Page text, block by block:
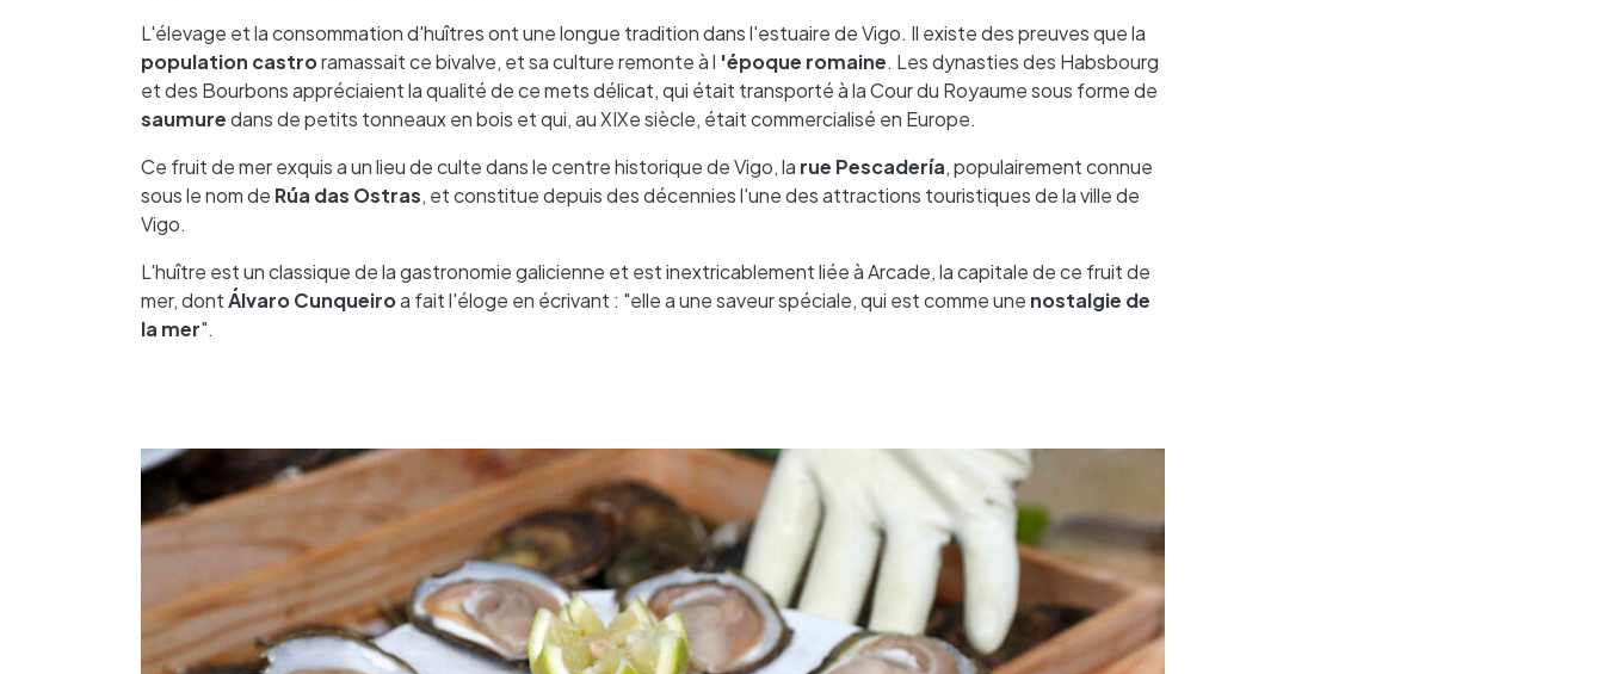
L'élevage et la consommation d'huîtres ont une longue tradition dans l'estuaire de Vigo. Il existe des preuves que la
population castroramassait ce bivalve, et sa culture remonte à l 'époque romaine. Les dynasties des Habsbourg
et des Bourbons appréciaient la qualité de ce mets délicat, qui était transporté à la Cour du Royaume sous forme de
saumuredans de petits tonneaux en bois et qui, au XIXe siècle, était commercialisé en Europe.
Ce fruit de mer exquis a un lieu de culte dans le centre historique de Vigo, la rue Pescadería, populairement connue
sous le nom de Rúa das Ostras, et constitue depuis des décennies l'une des attractions touristiques de la ville de
Vigo.
L'huître est un classique de la gastronomie galicienne et est inextricablement liée à Arcade, la capitale de ce fruit de
mer, dontÁlvaro Cunqueiroa fait l'éloge en écrivant : "elle a une saveur spéciale, qui est comme une nostalgie de
la mer".